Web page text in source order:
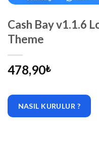
Cash Bay v1.1.6
Theme
478,90₺
NASIL KURULUR ?